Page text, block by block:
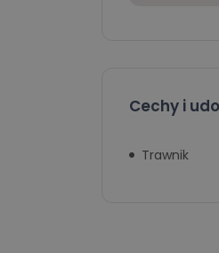
Cechy i
Trawnik